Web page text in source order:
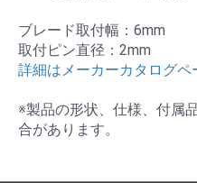
ブレード取付幅：6mm
取付ピン直径：2mm
詳細はメーカーカタログペ
※製品の形状、仕様、付属
合があります。